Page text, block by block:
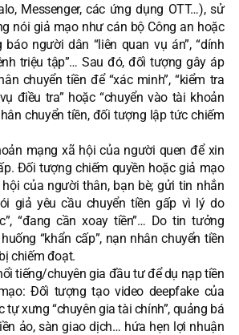
Messenger, các ứng dụng OTT…), sử
nói giả mạo như cán bộ Công an hoặc
người dân “liên quan vụ án”, “dính
triệu tập”… Sau đó, đối tượng gây áp
chuyển tiền để “xác minh”, “kiểm tra
điều tra” hoặc “chuyển vào tài khoản
chuyển tiền, đối tượng lập tức chiếm
mạng xã hội của người quen để xin
Đối tượng chiếm quyền hoặc giả mạo
của người thân, bạn bè; gửi tin nhắn
giả yêu cầu chuyển tiền gấp vì lý do
“đang cần xoay tiền”… Do tin tưởng
“khẩn cấp”, nạn nhân chuyển tiền
chiếm đoạt.
tiếng/chuyên gia đầu tư để dụ nạp tiền
Đối tượng tạo video deepfake của
tự xưng “chuyên gia tài chính”, quảng bá
ảo, sàn giao dịch… hứa hẹn lợi nhuận